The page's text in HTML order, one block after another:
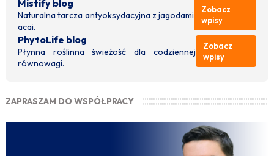
Mistify blog
Naturalna tarcza antyoksydacyjna z jagodami
acai.
Zobacz
wpisy
PhytoLife blog
Płynna roślinna świeżość dla codziennej
równowagi.
Zobacz
wpisy
ZAPRASZAM DO WSPÓŁPRACY